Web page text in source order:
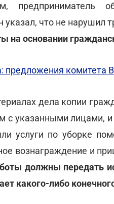
предприниматель
что не нарушил
на основании
предложения комитета
дела копии
с указанными лицами,
услуги по уборке
вознаграждение и
должны передать
какого-либо